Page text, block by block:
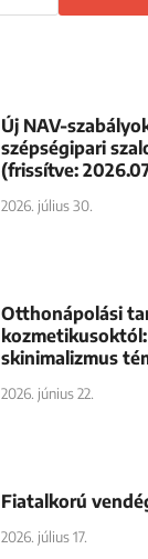
Új NAV-
szépségipari
(frissítve:
2026. július 30.
Otthonápolási
skinimalizmus
2026. június 22.
Fiatalkorú
2026. július 17.